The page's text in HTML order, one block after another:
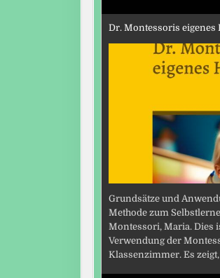
Dr. Montessoris eigenes
Grundsätze und
Methode zum
Montessori, Maria. Dies
Verwendung der
Klassenzimmer. Es zeigt,